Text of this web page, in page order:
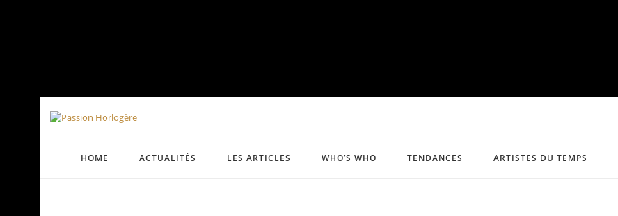
HOME ACTUALITÉS LES ARTICLES WHO’S WHO TENDANCES ARTISTES DU TEMPS